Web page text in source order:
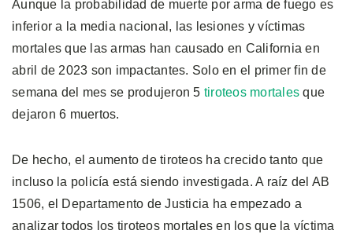
Aunque la probabilidad de muerte por arma de fuego es
inferior a la media nacional, las lesiones y víctimas
mortales que las armas han causado en California en
abril de 2023 son impactantes. Solo en el primer fin de
semana del mes se produjeron 5 tiroteos mortales que
dejaron 6 muertos.
De hecho, el aumento de tiroteos ha crecido tanto que
incluso la policía está siendo investigada. A raíz del AB
1506, el Departamento de Justicia ha empezado a
analizar todos los tiroteos mortales en los que la víctima